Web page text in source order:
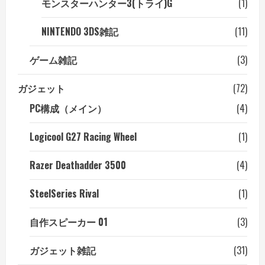
モンスターハンター3(トライ)G
(1)
NINTENDO 3DS雑記
(11)
ゲーム雑記
(3)
ガジェット
(72)
PC構成（メイン）
(4)
Logicool G27 Racing Wheel
(1)
Razer Deathadder 3500
(4)
SteelSeries Rival
(1)
自作スピーカー 01
(3)
ガジェット雑記
(31)